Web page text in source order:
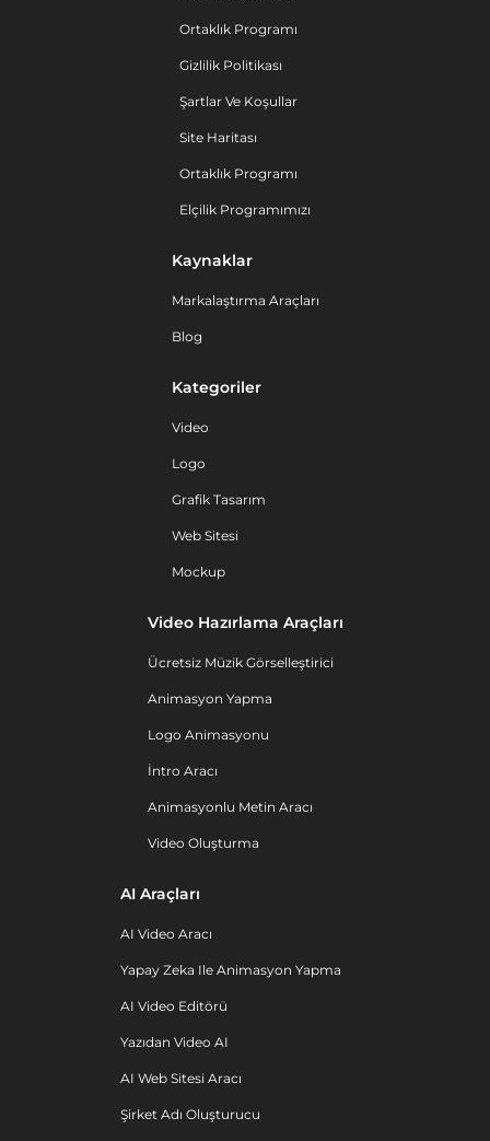
Ortaklık Programı
Gizlilik Politikası
Şartlar Ve Koşullar
Site Haritası
Ortaklık Programı
Elçilik Programımızı
Kaynaklar
Markalaştırma Araçları
Blog
Kategoriler
Video
Logo
Grafik Tasarım
Web Sitesi
Mockup
Video Hazırlama Araçları
Ücretsiz Müzik Görselleştirici
Animasyon Yapma
Logo Animasyonu
İntro Aracı
Animasyonlu Metin Aracı
Video Oluşturma
AI Araçları
AI Video Aracı
Yapay Zeka Ile Animasyon Yapma
AI Video Editörü
Yazıdan Video AI
AI Web Sitesi Aracı
Şirket Adı Oluşturucu